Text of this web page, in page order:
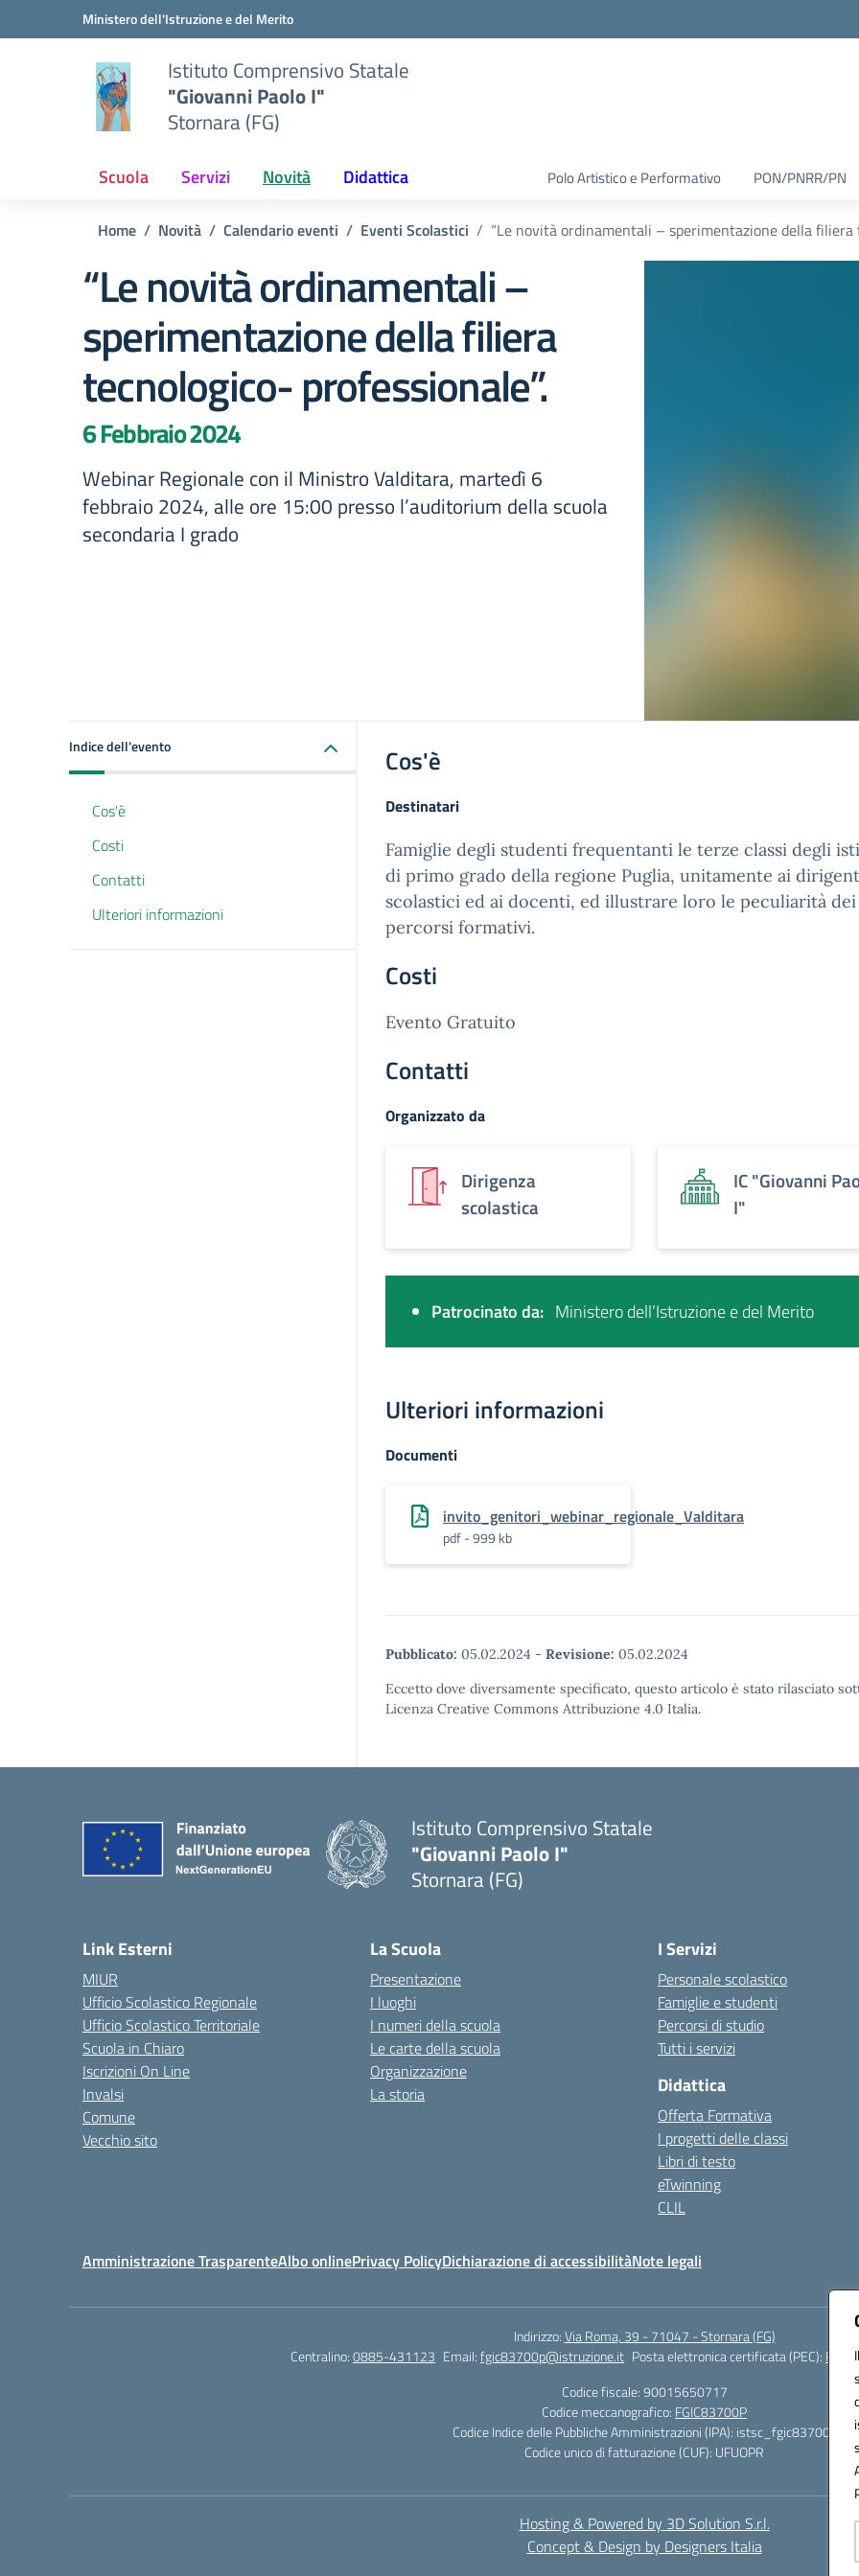
Vai ai contenuti
Vai al menu di navigazioneMinistero dell'Istruzione e del Merito
Istituto Comprensivo Statale
"Giovanni Paolo I"
Stornara (FG)
Scuola Servizi Novità Didattica Polo Artistico e Performativo PON/PNRR/PN
Home Novità Calendario eventi Eventi Scolastici “Le novità ordinamentali – sperimentazione della filiera
“Le novità ordinamentali –
sperimentazione della filiera
tecnologico- professionale”.
6 Febbraio 2024
Webinar Regionale con il Ministro Valditara, martedì 6
febbraio 2024, alle ore 15:00 presso l’auditorium della scuola
secondaria I grado
Indice dell'evento
Cos'è
Costi
Contatti
Ulteriori informazioni
Cos'è
Destinatari
Famiglie degli studenti frequentanti le terze classi degli
di primo grado della regione Puglia, unitamente ai
scolastici ed ai docenti, ed illustrare loro le peculiarità dei
percorsi formativi.
Costi
Evento Gratuito
Contatti
Organizzato da
Dirigenza
scolastica
IC "Giovanni
I"
Patrocinato da: Ministero dell’Istruzione e del Merito
Ulteriori informazioni
Documenti
invito_genitori_webinar_regionale_Valditara
pdf - 999 kb
Pubblicato: 05.02.2024 - Revisione: 05.02.2024
Eccetto dove diversamente specificato, questo articolo è stato rilasciato
Licenza Creative Commons Attribuzione 4.0 Italia.
Istituto Comprensivo Statale
"Giovanni Paolo I"
Stornara (FG)
Link Esterni
MIUR
Ufficio Scolastico Regionale
Ufficio Scolastico Territoriale
Scuola in Chiaro
Iscrizioni On Line
Invalsi
Comune
Vecchio sito
La Scuola
Presentazione
I luoghi
I numeri della scuola
Le carte della scuola
Organizzazione
La storia
I Servizi
Personale scolastico
Famiglie e studenti
Percorsi di studio
Tutti i servizi
Didattica
Offerta Formativa
I progetti delle classi
Libri di testo
eTwinning
CLIL
Amministrazione TrasparenteAlbo onlinePrivacy PolicyDichiarazione di accessibilitàNote legali
Indirizzo:Via Roma, 39 - 71047 - Stornara (FG)
Centralino:0885-431123 Email:fgic83700p@istruzione.it Posta elettronica certificata (PEC):
Codice fiscale: 90015650717
Codice meccanografico: FGIC83700P
Codice Indice delle Pubbliche Amministrazioni (IPA): istsc_fgic83700p
Codice unico di fatturazione (CUF): UFUOPR
Hosting & Powered by 3D Solution S.r.l.
Concept & Design by Designers Italia